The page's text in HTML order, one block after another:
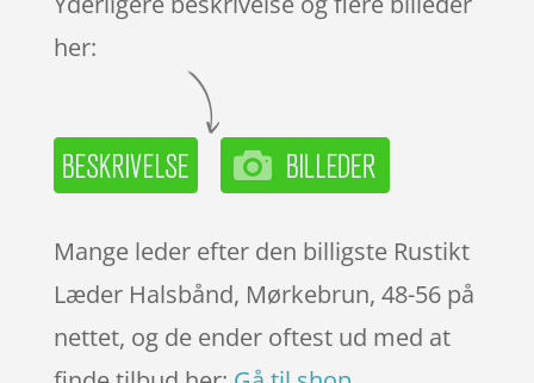
her:
Mange leder efter den billigste Rustikt
Læder Halsbånd, Mørkebrun, 48-56 på
nettet, og de ender oftest ud med at